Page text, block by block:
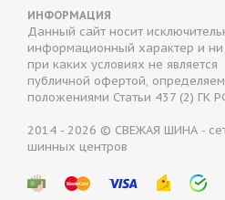
Arivo WINMASTER ARW2
ИНФОРМАЦИЯ
Данный сайт носит
информационный характер и ни
при каких условиях не является
публичной офертой,
положениями Статьи 437 (2) ГК
2014 - 2026 © СВЕЖАЯ ШИНА -
шинных центров